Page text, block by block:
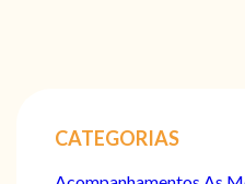
CATEGORIAS